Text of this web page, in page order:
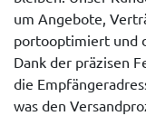
um Angebote,
portooptimiert und
Dank der präzisen
die
was den